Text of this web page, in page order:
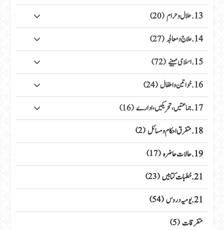
13. حلال وحرام (20)
14. علاج ومعالجہ (27)
15. اسلامی مہینے (72)
16. خواتین واطفال (24)
17. جماعتیں، تحریکیں، ادارے (16)
18. متفرق احکام ومسائل (2)
19. حالات حاضرہ (17)
21. خطبات کتابیں (23)
21. یومیہ دروس (54)
متفرقات (5)